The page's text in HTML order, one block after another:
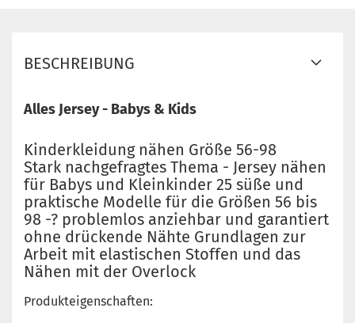
BESCHREIBUNG
Alles Jersey - Babys & Kids
Kinderkleidung nähen Größe 56-98
Stark nachgefragtes Thema - Jersey nähen
für Babys und Kleinkinder 25 süße und
praktische Modelle für die Größen 56 bis
98 -? problemlos anziehbar und garantiert
ohne drückende Nähte Grundlagen zur
Arbeit mit elastischen Stoffen und das
Nähen mit der Overlock
Produkteigenschaften: